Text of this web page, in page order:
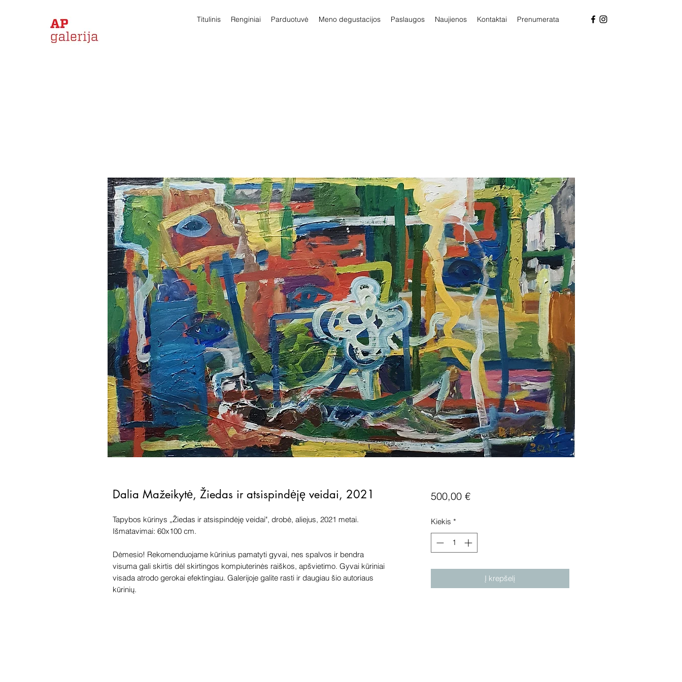
Titulinis Renginiai Parduotuvė Meno degustacijos Paslaugos Naujienos Kontaktai Prenumerata
Dalia Mažeikytė, Žiedas ir atsispindėję veidai, 2021
Tapybos kūrinys „Žiedas ir atsispindėję veidai", drobė, aliejus, 2021 metai.
Išmatavimai: 60x100 cm.
Dėmesio! Rekomenduojame kūrinius pamatyti gyvai, nes spalvos ir bendra
visuma gali skirtis dėl skirtingos kompiuterinės raiškos, apšvietimo. Gyvai kūriniai
visada atrodo gerokai efektingiau. Galerijoje galite rasti ir daugiau šio autoriaus
kūrinių.
500,00 €Price
Kiekis *
Į krepšelį